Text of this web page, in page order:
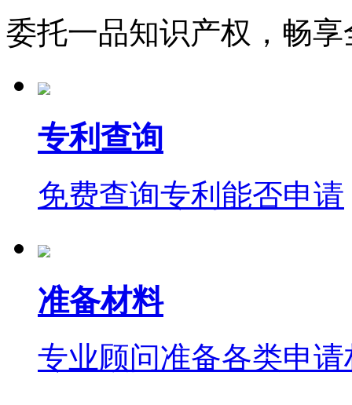
委托一品知识产权，畅
专利查询
免费查询专利能否申请
准备材料
专业顾问准备各类申请